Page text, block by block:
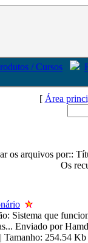
/ Cursos
[ Área
os arquivos por::
Os
Sistema que
Enviado por
Tamanho: 254.54 Kb